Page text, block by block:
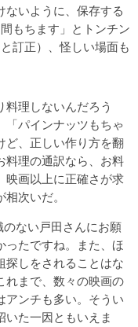
ないように、保存する
もちます」とトンチン
訂正）、怪しい場面も
理しないんだろう
「パインナッツもちゃ
ど、正しい作り方を翻
料理の通訳なら、お料
映画以上に正確さが求
次いだ。
のない戸田さんにお願
ったですね。また、ほ
探しをされることはな
れまで、数々の映画の
アンチも多い。そうい
いた一因ともいえま